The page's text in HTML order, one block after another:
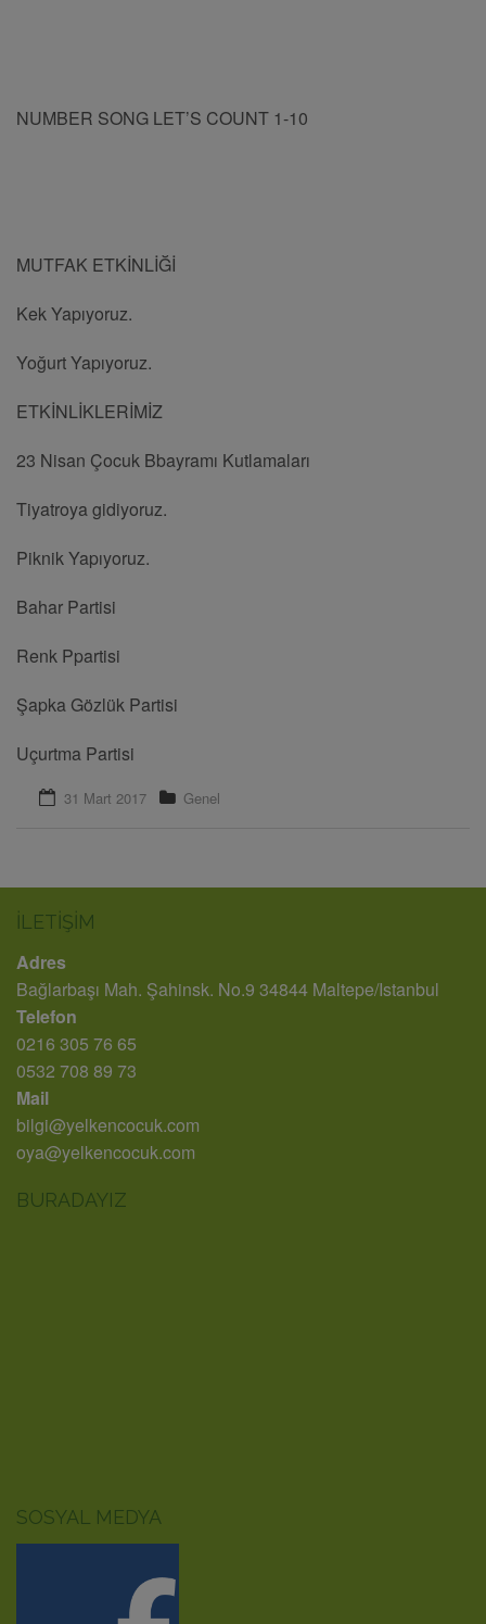
NUMBER SONG LET’S COUNT 1-10
MUTFAK ETKİNLİĞİ
Kek Yapıyoruz.
Yoğurt Yapıyoruz.
ETKİNLİKLERİMİZ
23 Nisan Çocuk Bbayramı Kutlamaları
Tiyatroya gidiyoruz.
Piknik Yapıyoruz.
Bahar Partisi
Renk Ppartisi
Şapka Gözlük Partisi
Uçurtma Partisi
31 Mart 2017 Genel
İLETIŞIM
Adres
Bağlarbaşı Mah. Şahinsk. No.9 34844 Maltepe/Istanbul
Telefon
0216 305 76 65
0532 708 89 73
Mail
bilgi@yelkencocuk.com
oya@yelkencocuk.com
BURADAYIZ
SOSYAL MEDYA